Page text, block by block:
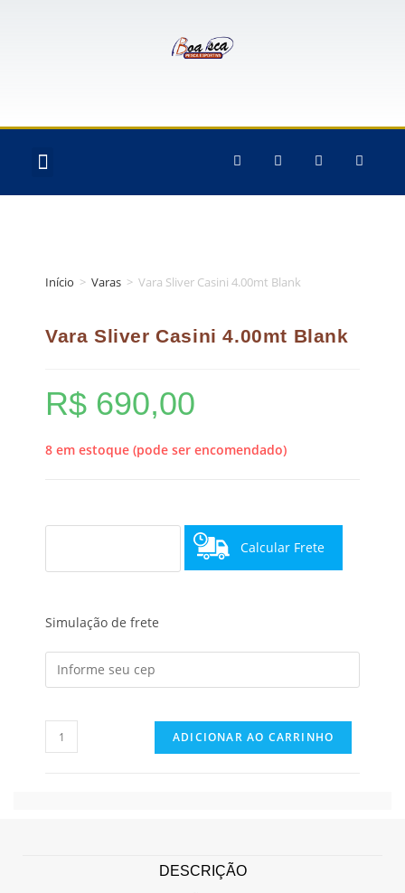
Início > Varas > Vara Sliver Casini 4.00mt Blank
Vara Sliver Casini 4.00mt Blank
R$ 690,00
8 em estoque (pode ser encomendado)
Calcular Frete
Simulação de frete
ADICIONAR AO CARRINHO
DESCRIÇÃO